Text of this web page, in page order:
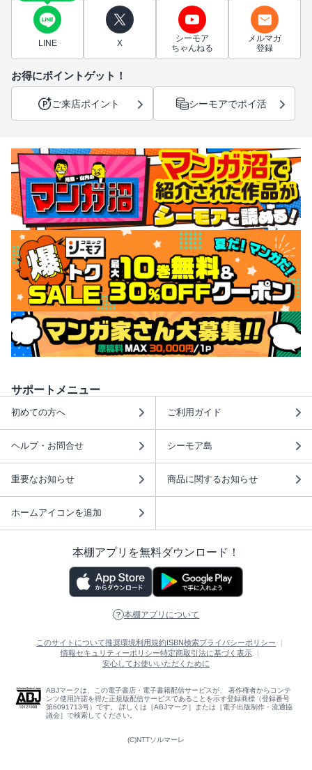
LINE X
シーモア
ちゃんねる
メルマガ
登録
お得にポイントゲット！
ご来店ポイント シーモアでポイ活
サポートメニュー
初めての方へ ご利用ガイド
ヘルプ・お問合せ シーモア島
重要なお知らせ 商品に関するお知らせ
ホームアイコンを追加
本棚アプリを無料ダウンロード！
本棚アプリについて
このサイトについて推奨環境利用規約 ISBN検索プライバシーポリシー
情報セキュリティーポリシー特定商取引法に基づく表示
安心してお使いいただくために
ABJマークは、この電子書店・電子書籍配信サービスが、 著作権者からコンテ
ンツ使用許諾を得た正規版配信サービスであることを示す登録商標（登録番号
第6091713号）です。 詳しくは［ABJマーク］または［電子出版制作・流通協
議会］で検索してください。
(C)NTTソルマーレ